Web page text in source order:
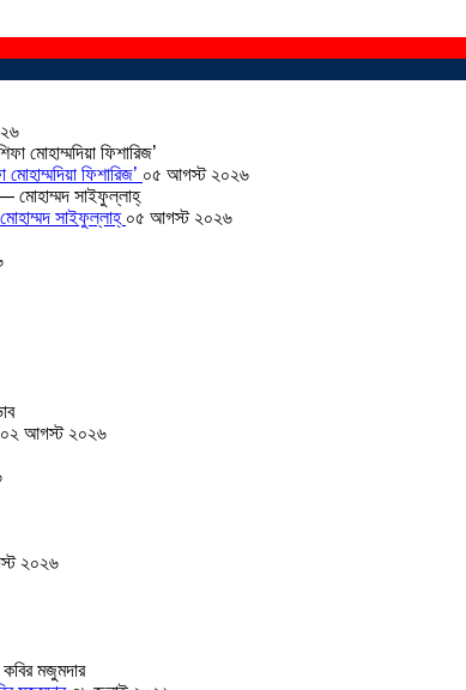
ফিশারিজ’ ০৫ আগস্ট ২০২৬
সাইফুল্লাহ্ ০৫ আগস্ট ২০২৬
০২ আগস্ট ২০২৬
২০২৬